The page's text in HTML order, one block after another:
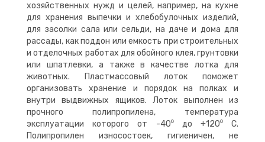
хозяйственных нужд и целей, например, на кухне
для хранения выпечки и хлебобулочных изделий,
для засолки сала или сельди, на даче и дома для
рассады, как поддон или емкость при строительных
и отделочных работах для обойного клея, грунтовки
или шпатлевки, а также в качестве лотка для
животных. Пластмассовый лоток поможет
организовать хранение и порядок на полках и
внутри выдвижных ящиков. Лоток выполнен из
прочного полипропилена, температура
эксплуатации которого от -40⁰ до +120⁰ C.
Полипропилен износостоек, гигиеничен, не